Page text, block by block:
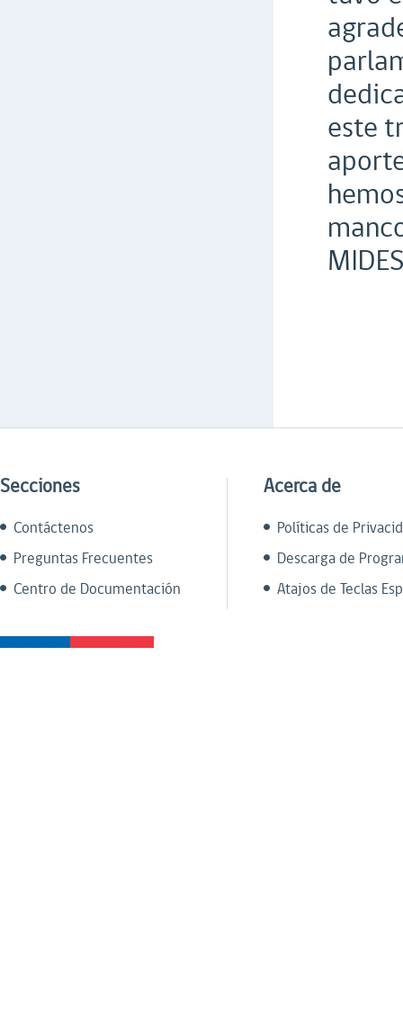
este
Secciones
Contáctenos
Preguntas Frecuentes
Centro de Documentación
Acerca de
Políticas de
Descarga de
Atajos de Teclas